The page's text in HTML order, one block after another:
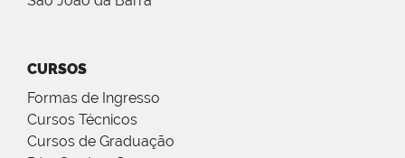
CURSOS
Formas de Ingresso
Cursos Técnicos
Cursos de Graduação